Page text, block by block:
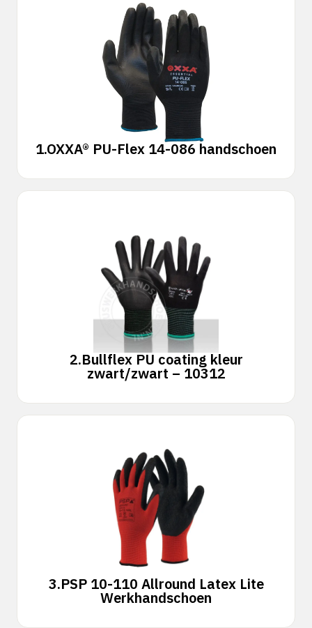
1.OXXA® PU-Flex 14-086 handschoen
2.Bullflex PU coating kleur
zwart/zwart – 10312
3.PSP 10-110 Allround Latex Lite
Werkhandschoen